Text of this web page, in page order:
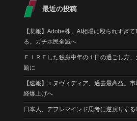
最近の投稿
【悲報】Adobe株、AI相場に殴られすぎ
る。ガチホ民全滅へ
ＦＩＲＥした独身中年の１日の過ごし方
題に
【速報】エヌヴィディア、過去最高益。
経爆上げへ
日本人、デフレマインド思考に逆戻りする